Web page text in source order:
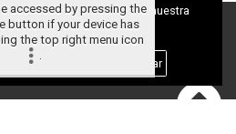
accessed by pressing the
button if your device has
the top right menu icon
.
como desconectarlas. Ver nuestra
y Cookies
Cookies Personalizar